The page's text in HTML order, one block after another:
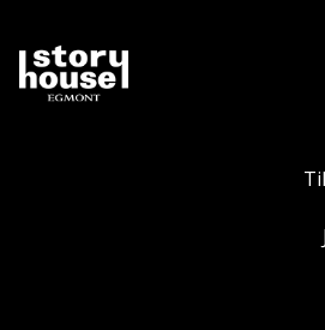
Keskipohjalaisesta Ankka-
Aku Ankka: Kauhia myräkkä (2005)
Oulun murteesta
Aku Ankka: Ei enempääsä
Aku Ankka: Runnous vai ruuvalli
Aku Ankka: Satunnainen
Aku Ankka: Useaman sortin